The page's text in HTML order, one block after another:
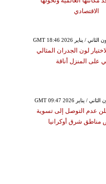
الاقتصادي
لون الجدران المثالي
على المنزل أناقة
عدم التوصل إلى تسوية
شرق أوكرانيا